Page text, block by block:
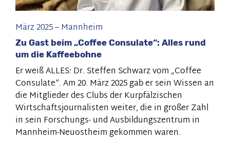
März 2025–Mannheim
Zu Gast beim „Coffee Consulate“: Alles rund
um die Kaffeebohne
Er weiß ALLES: Dr. Steffen Schwarz vom „Coffee
Consulate“. Am 20. März 2025 gab er sein Wissen an
die Mitglieder des Clubs der Kurpfälzischen
Wirtschaftsjournalisten weiter, die in großer Zahl
in sein Forschungs- und Ausbildungszentrum in
Mannheim-Neuostheim gekommen waren.